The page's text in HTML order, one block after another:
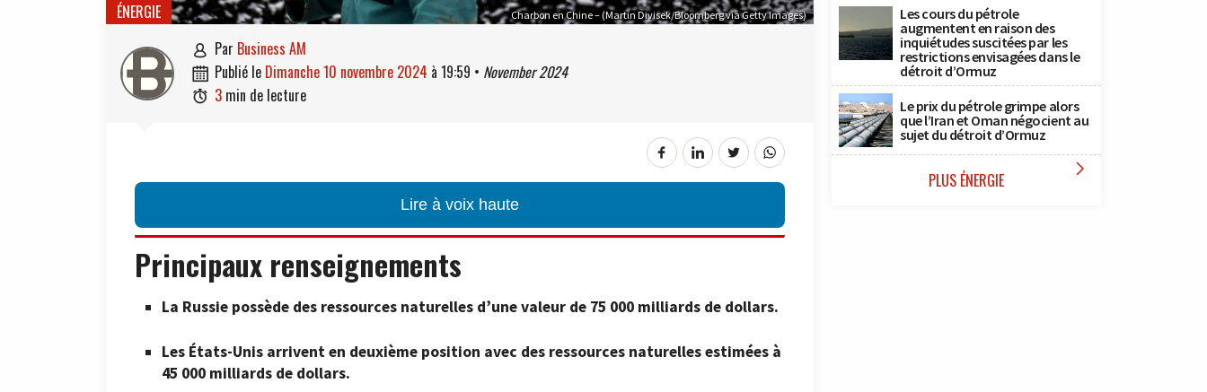
Charbon en Chine – (Martin Divisek/Bloomberg via Getty Images)
ÉNERGIE
 par Business AM
 publié le dimanche 10 novembre 2024 à 19:59 • November 2024
 3 min de lecture
Lire à voix haute
Principaux renseignements
La Russie possède des ressources naturelles d’une valeur de 75 000 milliards de dollars.
Les États-Unis arrivent en deuxième position avec des ressources naturelles estimées à
45 000 milliards de dollars.
Les cours du pétrole
augmentent en raison des
inquiétudes suscitées par les
restrictions envisagées dans le
détroit d’Ormuz
Le prix du pétrole grimpe alors
que l’Iran et Oman négocient au
sujet du détroit d’Ormuz
PLUS ÉNERGIE 